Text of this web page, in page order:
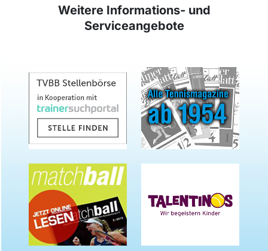
Weitere Informations- und
Serviceangebote